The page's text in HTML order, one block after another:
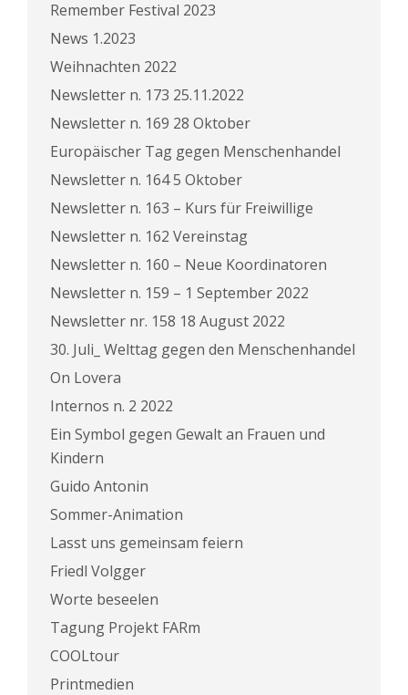
Remember Festival 2023
News 1.2023
Weihnachten 2022
Newsletter n. 173 25.11.2022
Newsletter n. 169 28 Oktober
Europäischer Tag gegen Menschenhandel
Newsletter n. 164 5 Oktober
Newsletter n. 163 – Kurs für Freiwillige
Newsletter n. 162 Vereinstag
Newsletter n. 160 – Neue Koordinatoren
Newsletter n. 159 – 1 September 2022
Newsletter nr. 158 18 August 2022
30. Juli_ Welttag gegen den Menschenhandel
On Lovera
Internos n. 2 2022
Ein Symbol gegen Gewalt an Frauen und
Kindern
Guido Antonin
Sommer-Animation
Lasst uns gemeinsam feiern
Friedl Volgger
Worte beseelen
Tagung Projekt FARm
COOLtour
Printmedien